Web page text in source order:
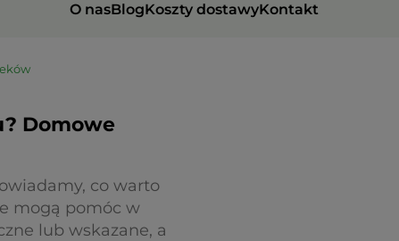
O nasBlogKoszty dostawyKontakt
Domowe
co warto
mogą pomóc w
lub wskazane, a